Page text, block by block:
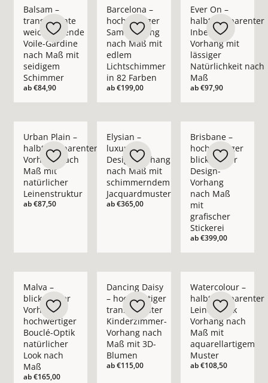
Balsam –
transparente
weichfließende
Voile-Gardine
nach Maß mit
seidigem
Schimmer
ab€84,90
Barcelona –
hochwertiger
Samtvorhang
nach Maß mit
edlem
Lichtschimmer
in 82 Farben
ab€199,00
Ever On –
halbtransparenter
Inbetween
Vorhang mit
lässiger
Natürlichkeit nach
Maß
ab€97,90
Urban Plain –
halbtransparenter
Vorhang nach
Maß mit
natürlicher
Leinenstruktur
ab€87,50
Elysian –
luxuriöser
Design-Vorhang
nach Maß mit
schimmerndem
Jacquardmuster
ab€365,00
Brisbane –
hochwertiger
blickdichter
Design-
Vorhang
nach Maß
mit
grafischer
Stickerei
ab€399,00
Malva –
blickdichter
Vorhang in
hochwertiger
Bouclé-Optik
natürlicher
Look nach
Maß
ab€165,00
Dancing Daisy
– hochwertiger
transparenter
Kinderzimmer-
Vorhang nach
Maß mit 3D-
Blumen
ab€115,00
Watercolour –
halbtransparenter
Leinenoptik
Vorhang nach
Maß mit
aquarellartigem
Muster
ab€108,50